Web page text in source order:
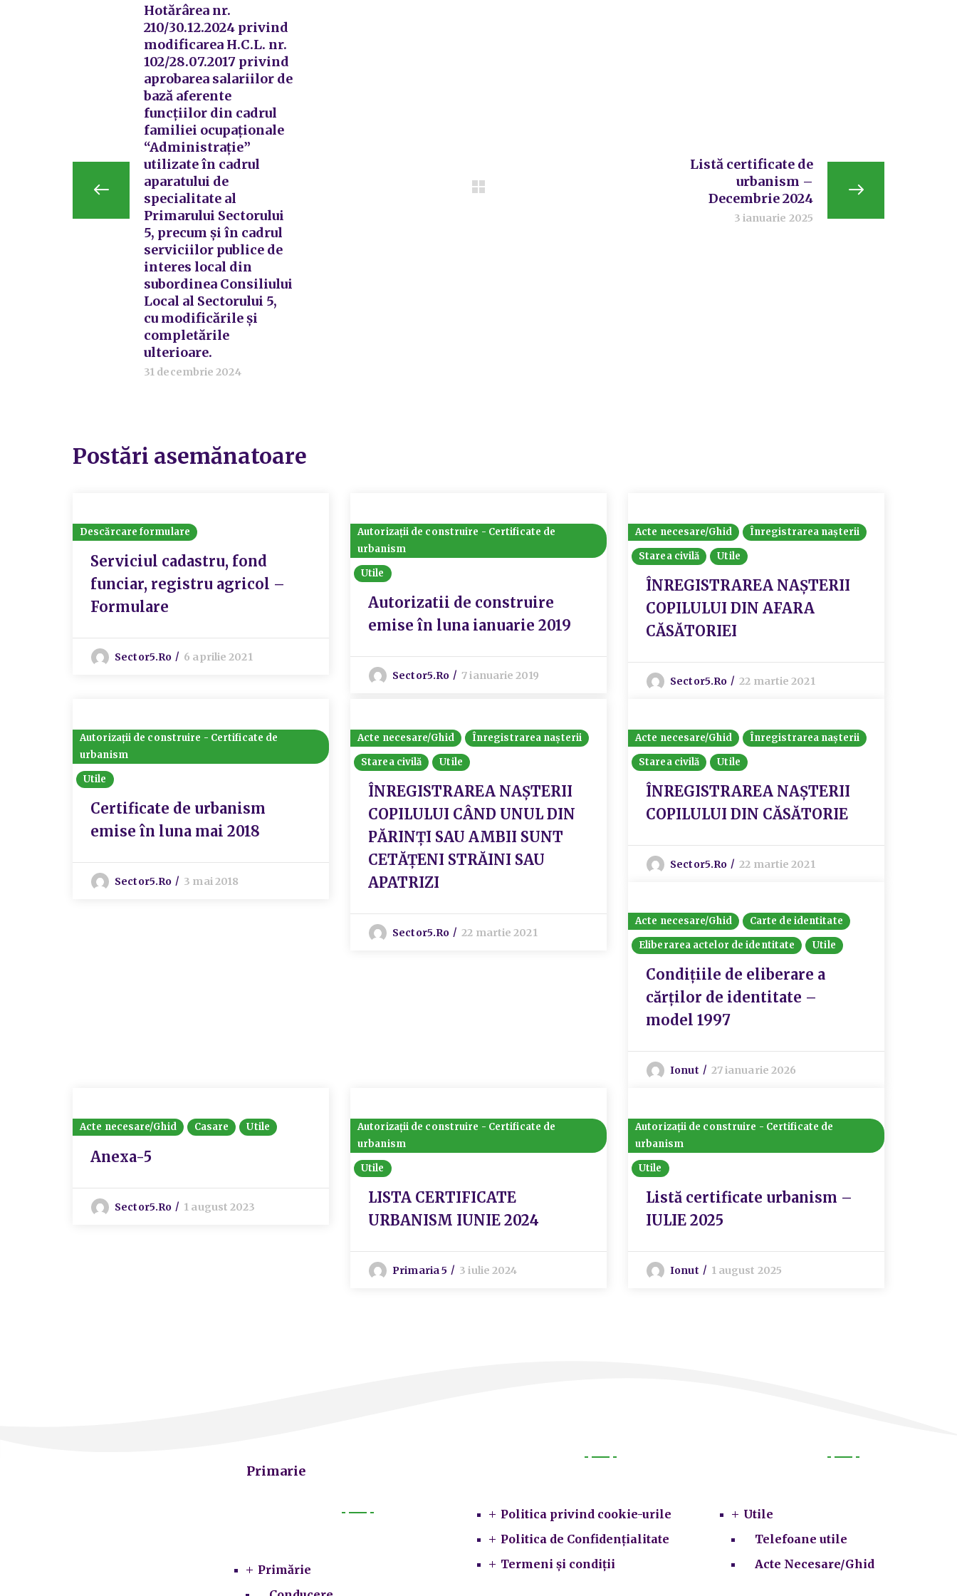
Hotărârea nr.
210/30.12.2024 privind
modificarea H.C.L. nr.
102/28.07.2017 privind
aprobarea salariilor de
bază aferente
funcțiilor din cadrul
familiei ocupaționale
“Administrație”
utilizate în cadrul
aparatului de
specialitate al
Primarului Sectorului
5, precum și în cadrul
serviciilor publice de
interes local din
subordinea Consiliului
Local al Sectorului 5,
cu modificările și
completările
ulterioare.
31 decembrie 2024
Listă certificate de
urbanism –
Decembrie 2024
3 ianuarie 2025
Postări asemănatoare
Descărcare formulare
Serviciul cadastru, fond
funciar, registru agricol –
Formulare
Sector5.ro 6 aprilie 2021
Autorizații de construire - Certificate de
urbanism
Utile
Autorizatii de construire
emise în luna ianuarie 2019
Sector5.ro 7 ianuarie 2019
Acte necesare/Ghid
Înregistrarea nașterii
Starea civilă
Utile
ÎNREGISTRAREA NAȘTERII
COPILULUI DIN AFARA
CĂSĂTORIEI
Sector5.ro 22 martie 2021
Autorizații de construire - Certificate de
urbanism
Utile
Certificate de urbanism
emise în luna mai 2018
Sector5.ro 3 mai 2018
Acte necesare/Ghid
Înregistrarea nașterii
Starea civilă
Utile
ÎNREGISTRAREA NAȘTERII
COPILULUI CÂND UNUL DIN
PĂRINŢI SAU AMBII SUNT
CETĂŢENI STRĂINI SAU
APATRIZI
Sector5.ro 22 martie 2021
Acte necesare/Ghid
Înregistrarea nașterii
Starea civilă
Utile
ÎNREGISTRAREA NAȘTERII
COPILULUI DIN CĂSĂTORIE
Sector5.ro 22 martie 2021
Acte necesare/Ghid
Carte de identitate
Eliberarea actelor de identitate
Utile
Condițiile de eliberare a
cărților de identitate –
model 1997
Ionut 27 ianuarie 2026
Acte necesare/Ghid Casare Utile
Anexa-5
Sector5.ro 1 august 2023
Autorizații de construire - Certificate de
urbanism
Utile
LISTA CERTIFICATE
URBANISM IUNIE 2024
Primaria 5 3 iulie 2024
Autorizații de construire - Certificate de
urbanism
Utile
Listă certificate urbanism –
IULIE 2025
Ionut 1 august 2025
Primarie
Primărie
Politica privind cookie-urile
Politica de Confidențialitate
Termeni și condiții
Utile
Telefoane utile
Acte Necesare/Ghid